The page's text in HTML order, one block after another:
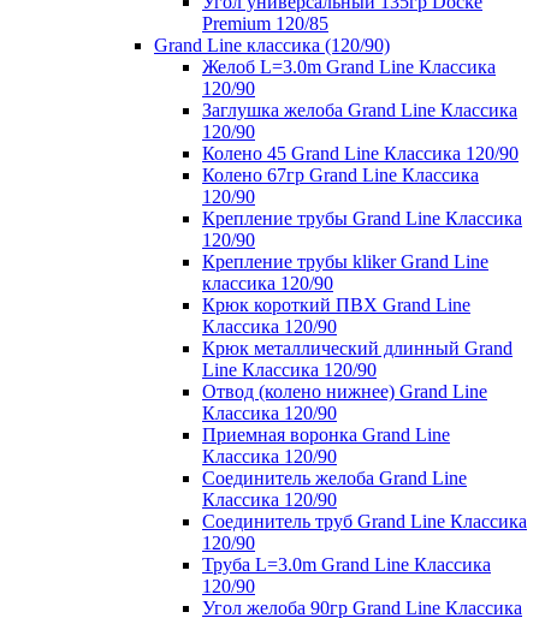
Premium 120/85
Grand Line классика (120/90)
Желоб L=3.0m Grand Line Классика
120/90
Заглушка желоба Grand Line Классика
120/90
Колено 45 Grand Line Классика 120/90
Колено 67гр Grand Line Классика
120/90
Крепление трубы Grand Line Классика
120/90
Крепление трубы kliker Grand Line
классика 120/90
Крюк короткий ПВХ Grand Line
Классика 120/90
Крюк металлический длинный Grand
Line Классика 120/90
Отвод (колено нижнее) Grand Line
Классика 120/90
Приемная воронка Grand Line
Классика 120/90
Соединитель желоба Grand Line
Классика 120/90
Соединитель труб Grand Line Классика
120/90
Труба L=3.0m Grand Line Классика
120/90
Угол желоба 90гр Grand Line Классика